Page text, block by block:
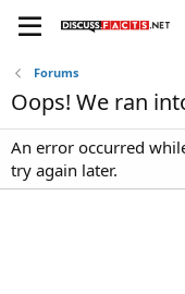
Forums
Oops! We ran
An error occurred
try again later.